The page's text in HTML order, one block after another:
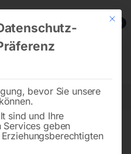
0
/-sauger Düsenkopf
Mit
bevor Sie unsere
sind und Ihre
geben